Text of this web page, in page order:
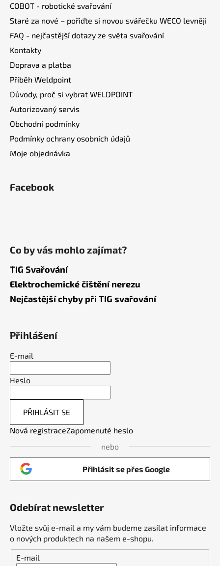
COBOT - robotické svařování
Staré za nové – pořiďte si novou svářečku WECO levněji
FAQ - nejčastější dotazy ze světa svařování
Kontakty
Doprava a platba
Příběh Weldpoint
Důvody, proč si vybrat WELDPOINT
Autorizovaný servis
Obchodní podmínky
Podmínky ochrany osobních údajů
Moje objednávka
Facebook
Co by vás mohlo zajímat?
TIG Svařování
Elektrochemické čištění nerezu
Nejčastější chyby při TIG svařování
Přihlášení
E-mail
Heslo
PŘIHLÁSIT SE
Nová registraceZapomenuté heslo
nebo
Přihlásit se přes Google
Odebírat newsletter
Vložte svůj e-mail a my vám budeme zasílat informace
o nových produktech na našem e-shopu.
E-mail